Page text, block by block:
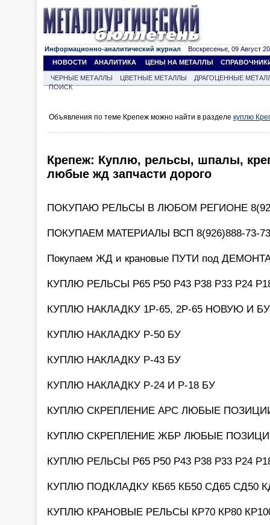
Информационно-аналитический журнал Воскресенье, 09 Август
НОВОСТИ
АНАЛИТИКА ЦЕНЫ НА МЕТАЛЛЫ
ЧЕРНЫЕ МЕТАЛЛЫ ЦВЕТНЫЕ МЕТАЛЛЫ
ДРАГОЦЕННЫЕ
ПОИСК
Объявления по теме Крепеж можно найти в разделе куплю
Крепеж: Куплю, рельсы, шпалы,
любые жд запчасти дорого
ПОКУПАЮ РЕЛЬСЫ В ЛЮБОМ РЕГИОНЕ
ПОКУПАЕМ МАТЕРИАЛЫ ВСП 8(926)888-73-
Покупаем ЖД и крановые ПУТИ под
КУПЛЮ РЕЛЬСЫ Р65 Р50 Р43 Р38 Р33 Р24
КУПЛЮ НАКЛАДКУ 1Р-65, 2Р-65 НОВУЮ И БУ
КУПЛЮ НАКЛАДКУ Р-50 БУ
КУПЛЮ НАКЛАДКУ Р-43 БУ
КУПЛЮ НАКЛАДКУ Р-24 И Р-18 БУ
КУПЛЮ СКРЕПЛЕНИЕ АРС ЛЮБЫЕ
КУПЛЮ СКРЕПЛЕНИЕ ЖБР ЛЮБЫЕ
КУПЛЮ РЕЛЬСЫ Р65 Р50 Р43 Р38 Р33 Р24
КУПЛЮ ПОДКЛАДКУ КБ65 КБ50 СД65 СД50
КУПЛЮ КРАНОВЫЕ РЕЛЬСЫ КР70 КР80